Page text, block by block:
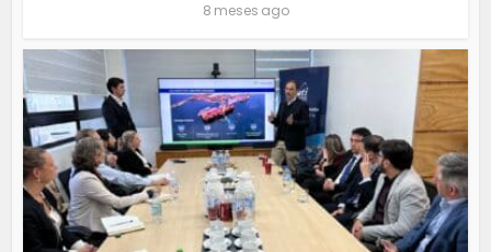
8 meses ago